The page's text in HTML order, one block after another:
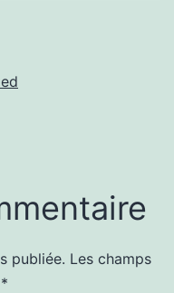
publiée. Les champs
*